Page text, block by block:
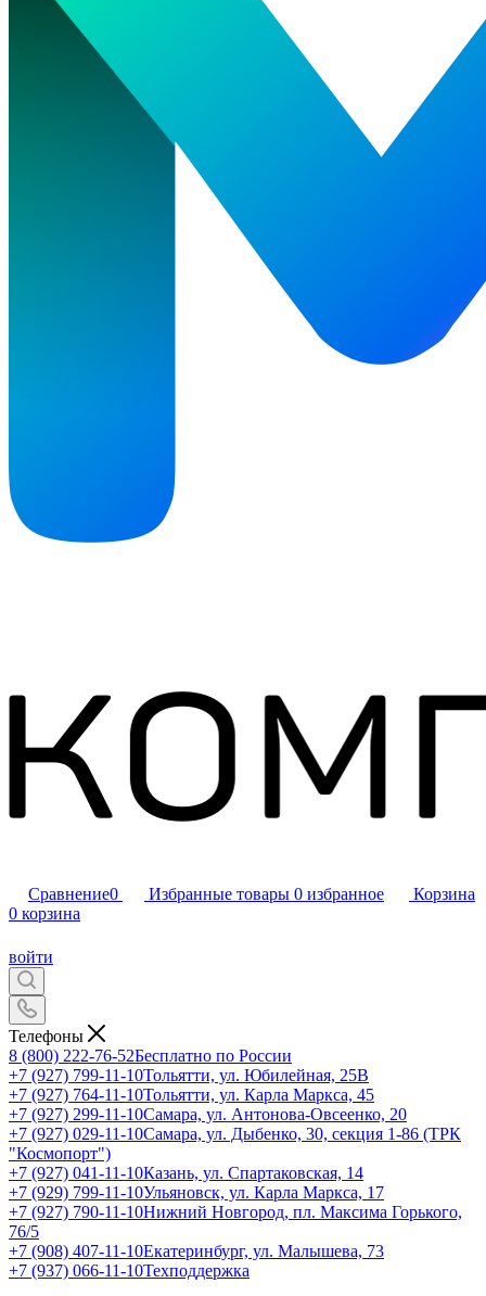
Сравнение0 Избранные товары 0 избранное
Корзина
0 корзина
войти
Телефоны
8 (800) 222-76-52Бесплатно по России
+7 (927) 799-11-10Тольятти, ул. Юбилейная, 25В
+7 (927) 764-11-10Тольятти, ул. Карла Маркса, 45
+7 (927) 299-11-10Самара, ул. Антонова-Овсеенко, 20
+7 (927) 029-11-10Самара, ул. Дыбенко, 30, секция 1-86 (ТРК
"Космопорт")
+7 (927) 041-11-10Казань, ул. Спартаковская, 14
+7 (929) 799-11-10Ульяновск, ул. Карла Маркса, 17
+7 (927) 790-11-10Нижний Новгород, пл. Максима Горького,
76/5
+7 (908) 407-11-10Екатеринбург, ул. Малышева, 73
+7 (937) 066-11-10Техподдержка